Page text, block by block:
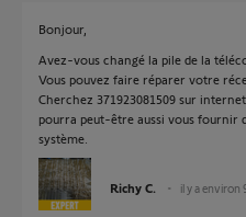
Bonjour,
Avez-vous changé la pile de la
Vous pouvez faire réparer votre
Cherchez 371923081509 sur
pourra peut-être aussi vous fournir
système.
Richy C. il y a environ